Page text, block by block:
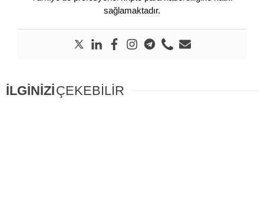
sağlamaktadır.
İLGİNİZİÇEKEBİLİR